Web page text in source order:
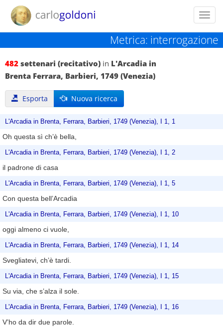
Metrica: interrogazione
482 settenari (recitativo) in L'Arcadia in
Brenta Ferrara, Barbieri, 1749 (Venezia)
Esporta Nuova ricerca
L'Arcadia in Brenta, Ferrara, Barbieri, 1749 (Venezia), I 1, 1
Oh questa sì ch’è bella,
L'Arcadia in Brenta, Ferrara, Barbieri, 1749 (Venezia), I 1, 2
il padrone di casa
L'Arcadia in Brenta, Ferrara, Barbieri, 1749 (Venezia), I 1, 5
Con questa bell’Arcadia
L'Arcadia in Brenta, Ferrara, Barbieri, 1749 (Venezia), I 1, 10
oggi almeno ci vuole,
L'Arcadia in Brenta, Ferrara, Barbieri, 1749 (Venezia), I 1, 14
Svegliatevi, ch’è tardi.
L'Arcadia in Brenta, Ferrara, Barbieri, 1749 (Venezia), I 1, 15
Su via, che s’alza il sole.
L'Arcadia in Brenta, Ferrara, Barbieri, 1749 (Venezia), I 1, 16
V’ho da dir due parole.